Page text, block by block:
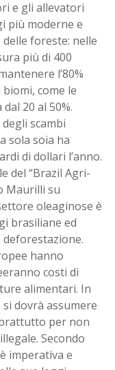
e gli allevatori
più moderne e
foreste: nelle
più di 400
l’80%
come le
20 al 50%.
scambi
sola soia ha
di dollari l’anno.
del “Brazil Agri-
Maurilli su
oleaginose è
brasiliane ed
hanno
costi di
alimentari. In
dovrà assumere
per non
Secondo
imperativa e